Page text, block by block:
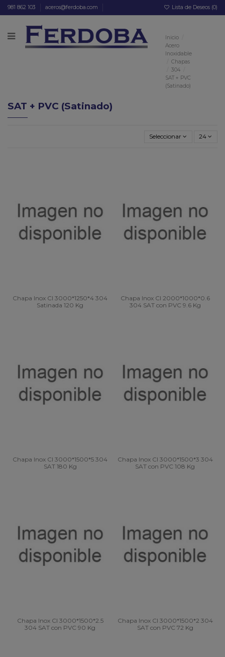
981 862 103 aceros@ferdoba.com Lista de Deseos (0)
Inicio
Acero
Inoxidable
Chapas
304
SAT + PVC
(Satinado)
SAT + PVC (Satinado)
Seleccionar 24
Chapa Inox CI 3000*1250*4 304
Satinada 120 Kg
Chapa Inox CI 2000*1000*0.6
304 SAT con PVC 9.6 Kg
Chapa Inox CI 3000*1500*5 304
SAT 180 Kg
Chapa Inox CI 3000*1500*3 304
SAT con PVC 108 Kg
Chapa Inox CI 3000*1500*2.5
304 SAT con PVC 90 Kg
Chapa Inox CI 3000*1500*2 304
SAT con PVC 72 Kg